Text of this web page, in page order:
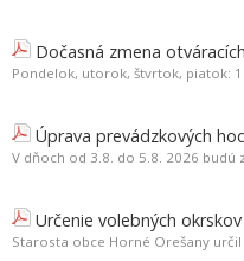
Dočasná zmena
Pondelok, utorok, štvrtok, piatok:
Úprava prevádzkových
V dňoch od 3.8. do 5.8. 2026 budú
Určenie volebných
Starosta obce Horné Orešany